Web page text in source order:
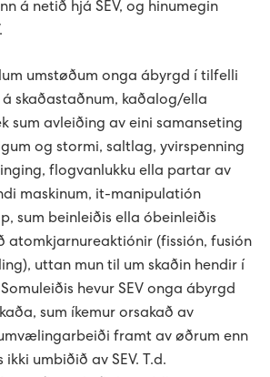
á netið hjá SEV, og hinumegin
umstøðum onga ábyrgd í tilfelli
skaðastaðnum, kaðalog/ella
sum avleiðing av eini samanseting
og stormi, saltlag, yvirspenning
flogvanlukku ella partar av
maskinum, it-manipulatión
sum beinleiðis ella óbeinleiðis
atomkjarnureaktiónir (fissión, fusión
uttan mun til um skaðin hendir í
hevur SEV onga ábyrgd
sum íkemur orsakað av
framt av øðrum enn
ikki umbiðið av SEV. T.d.